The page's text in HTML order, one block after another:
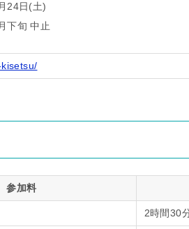
24日(土)
下旬 中止
参加料
2時間30